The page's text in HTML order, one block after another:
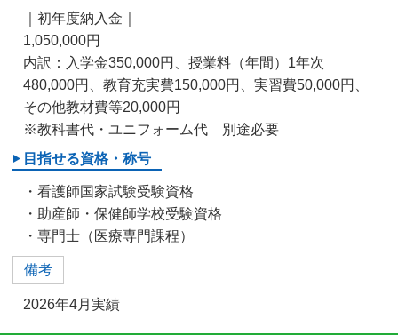
｜初年度納入金｜
1,050,000円
内訳：入学金350,000円、授業料（年間）1年次
480,000円、教育充実費150,000円、実習費50,000円、
その他教材費等20,000円
※教科書代・ユニフォーム代 別途必要
目指せる資格・称号
・看護師国家試験受験資格
・助産師・保健師学校受験資格
・専門士（医療専門課程）
備考
2026年4月実績